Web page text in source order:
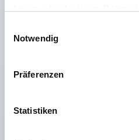
Notwendig
Präferenzen
Statistiken
können in fast jeder
Gravuroptionen
Wahlschalter